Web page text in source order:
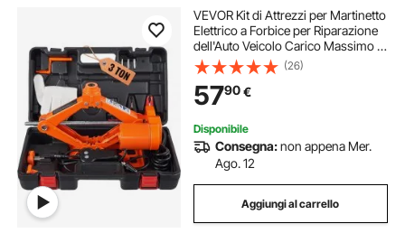
VEVOR Kit di Attrezzi per Martinetto
Elettrico a Forbice per Riparazione
dell'Auto Veicolo Carico Massimo 3
Tonnellate CC 12V 15A, Cassetta di
Attrezzi per Martinetto Elettric
Forbice Controllo Remoto
(26)
5790€
Disponibile
Consegna:non appena Mer.
Ago. 12
Aggiungi al carrello